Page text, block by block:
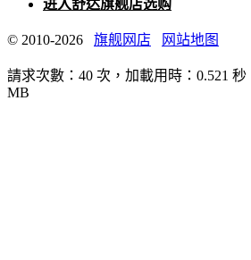
进入舒达旗舰店选购
© 2010-2026 旗舰网店 网站地图
請求次數：40 次，加載用時：0.521
MB